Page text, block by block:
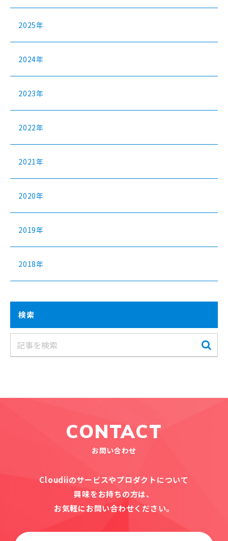
2025年
2024年
2023年
2022年
2021年
2020年
2019年
2018年
検索
CONTACT
お問い合わせ
Cloudiiのサービスやプロダクトについて
興味をお持ちの方は、
お気軽にお問い合わせください。